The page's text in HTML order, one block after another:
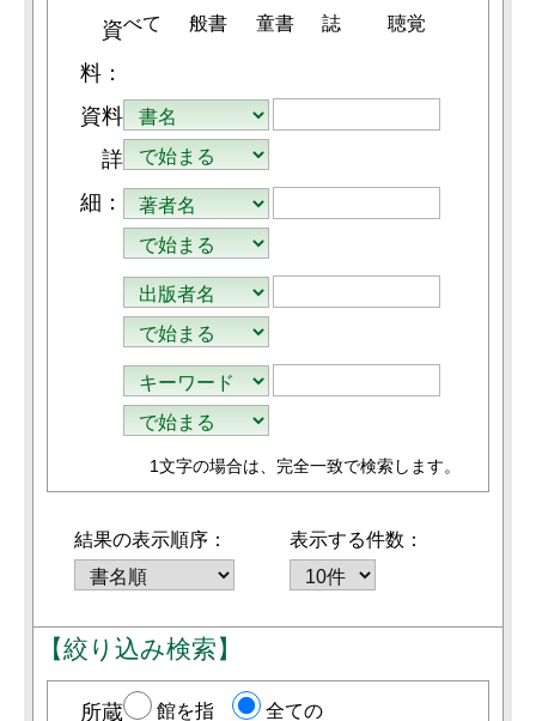
資
料：
べて
般書
童書
誌
聴覚
資料
詳
細：
1文字の場合は、完全一致で検索します。
結果の表示順序： 表示する件数：
【絞り込み検索】
所蔵
館を指
全ての